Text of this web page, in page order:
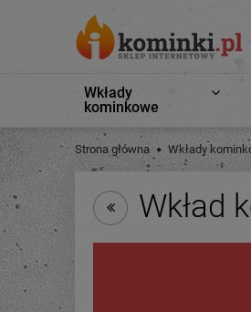
Wkłady
kominkowe
Strona główna Wkłady
Wkład